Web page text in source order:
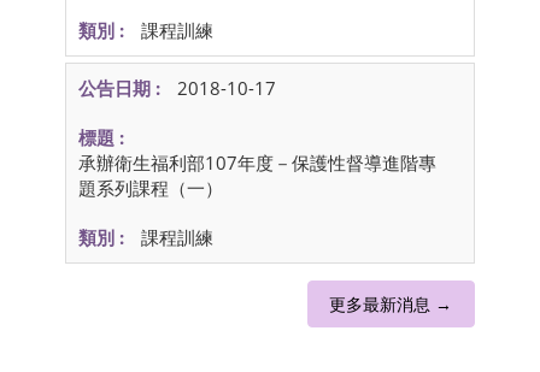
課程訓練
2018-10-17
承辦衛生福利部107年度－保護性督導進階專
題系列課程（一）
課程訓練
更多最新消息 →